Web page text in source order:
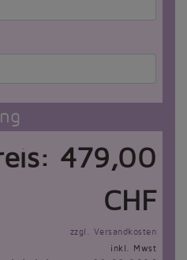
479,00
CHF
zzgl. Versandkosten
inkl. Mwst